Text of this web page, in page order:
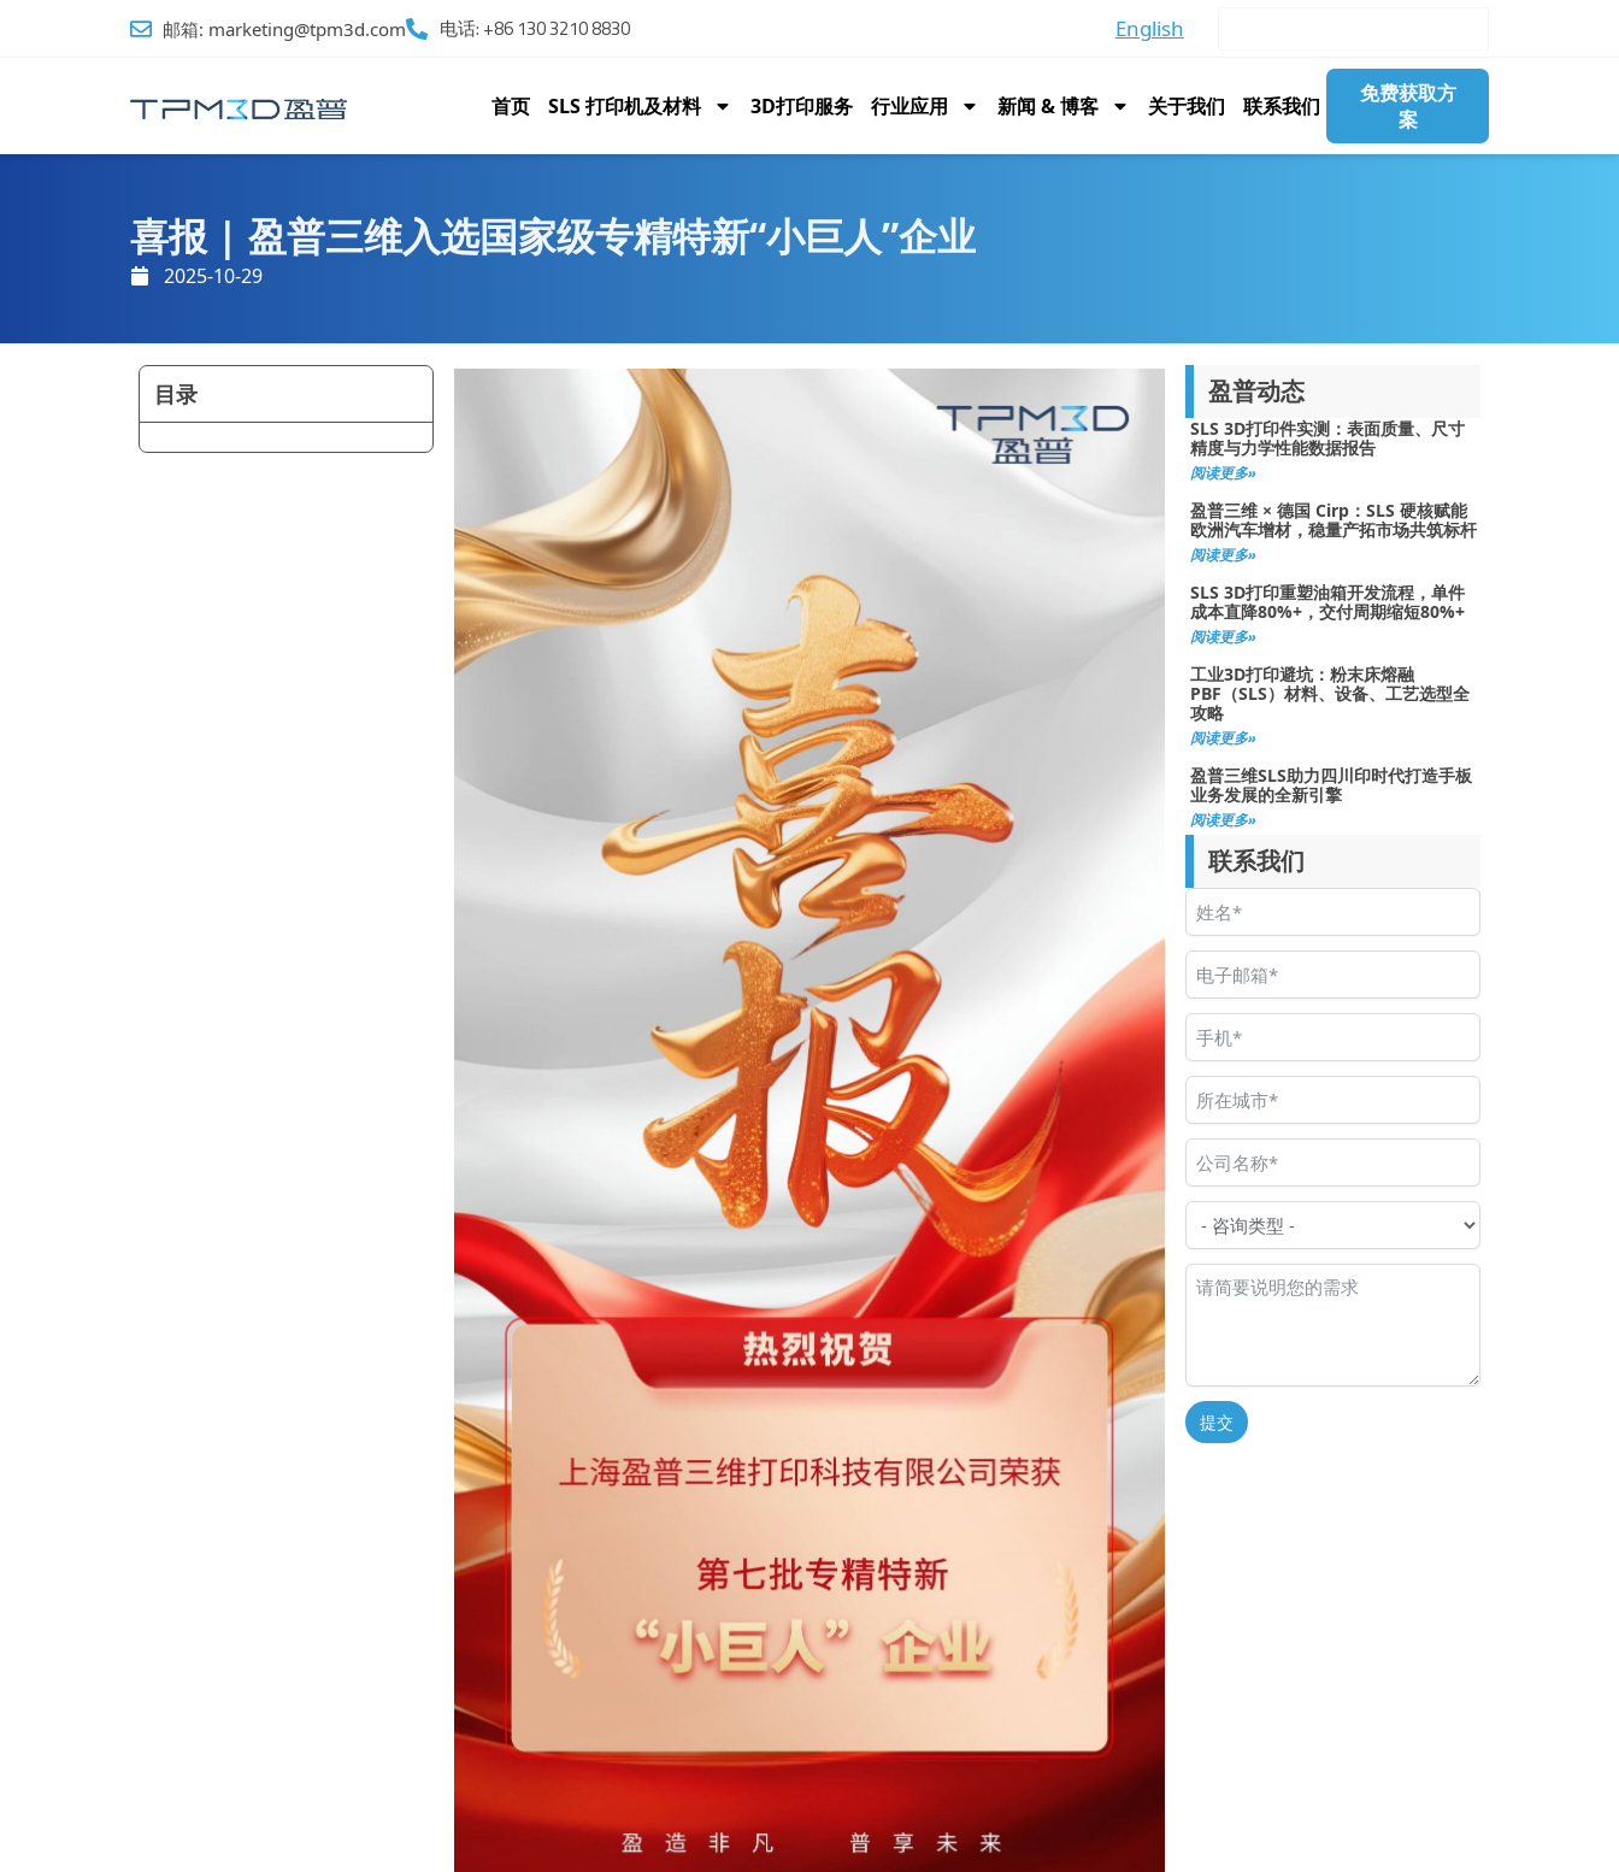
邮箱: marketing@tpm3d.com 电话: +86 130 3210 8830 English
首页 SLS 打印机及材料 3D打印服务 行业应用 新闻 & 博客 关于我们 联系我们
免费获取方
案
喜报 | 盈普三维入选国家级专精特新“小巨人”企业
2025-10-29
目录 盈普动态
SLS 3D打印件实测：表面质量、尺寸
精度与力学性能数据报告
阅读更多»
盈普三维 × 德国 Cirp：SLS 硬核赋能
欧洲汽车增材，稳量产拓市场共筑标杆
阅读更多»
SLS 3D打印重塑油箱开发流程，单件
成本直降80%+，交付周期缩短80%+
阅读更多»
工业3D打印避坑：粉末床熔融
PBF（SLS）材料、设备、工艺选型全
攻略
阅读更多»
盈普三维SLS助力四川印时代打造手板
业务发展的全新引擎
阅读更多»
联系我们
提交